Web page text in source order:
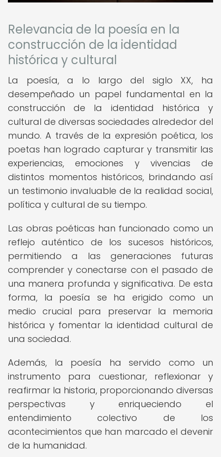
Relevancia de la poesía en la
construcción de la identidad
histórica y cultural
La poesía, a lo largo del siglo XX, ha
desempeñado un papel fundamental en la
construcción de la identidad histórica y
cultural de diversas sociedades alrededor del
mundo. A través de la expresión poética, los
poetas han logrado capturar y transmitir las
experiencias, emociones y vivencias de
distintos momentos históricos, brindando así
un testimonio invaluable de la realidad social,
política y cultural de su tiempo.
Las obras poéticas han funcionado como un
reflejo auténtico de los sucesos históricos,
permitiendo a las generaciones futuras
comprender y conectarse con el pasado de
una manera profunda y significativa. De esta
forma, la poesía se ha erigido como un
medio crucial para preservar la memoria
histórica y fomentar la identidad cultural de
una sociedad.
Además, la poesía ha servido como un
instrumento para cuestionar, reflexionar y
reafirmar la historia, proporcionando diversas
perspectivas y enriqueciendo el
entendimiento colectivo de los
acontecimientos que han marcado el devenir
de la humanidad.